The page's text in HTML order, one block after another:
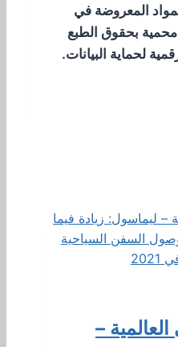
المعروضة في
بحقوق الطبع
لحماية البيانات.
–